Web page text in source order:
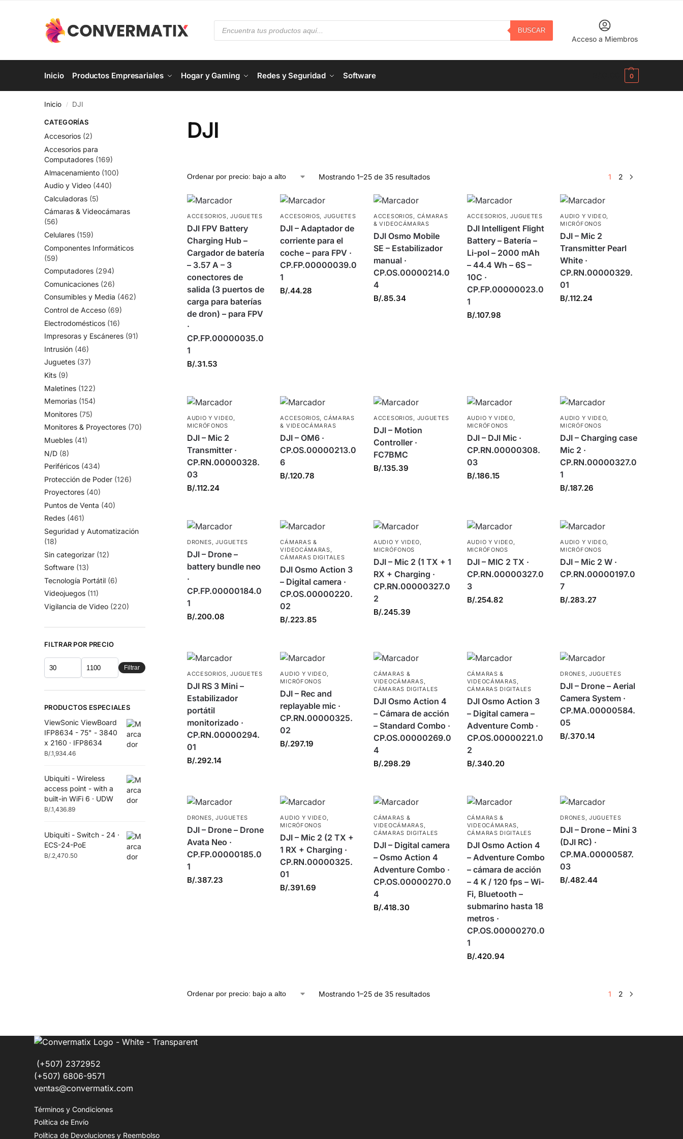
BUSCAR
Acceso a Miembros
Inicio Productos Empresariales Hogar y Gaming Redes y Seguridad Software 0
Inicio / DJI
DJI
Mostrando 1–25 de 35 resultados 1 2
ACCESORIOS,JUGUETES
DJI FPV Battery
Charging Hub –
Cargador de batería
– 3.57 A – 3
conectores de
salida (3 puertos de
carga para baterías
de dron) – para FPV
·
CP.FP.00000035.0
1
B/.31.53
ACCESORIOS, JUGUETES
DJI – Adaptador de
corriente para el
coche – para FPV ·
CP.FP.00000039.0
1
B/.44.28
ACCESORIOS, CÁMARAS
& VIDEOCÁMARAS
DJI Osmo Mobile
SE – Estabilizador
manual ·
CP.OS.00000214.0
4
B/.85.34
ACCESORIOS,JUGUETES
DJI Intelligent Flight
Battery – Batería –
Li-pol – 2000 mAh
– 44.4 Wh – 6S –
10C ·
CP.FP.00000023.0
1
B/.107.98
AUDIO Y VIDEO,
MICRÓFONOS
DJI – Mic 2
Transmitter Pearl
White ·
CP.RN.00000329.
01
B/.112.24
AUDIO Y VIDEO,
MICRÓFONOS
DJI – Mic 2
Transmitter ·
CP.RN.00000328.
03
B/.112.24
ACCESORIOS, CÁMARAS
& VIDEOCÁMARAS
DJI – OM6 ·
CP.OS.00000213.0
6
B/.120.78
ACCESORIOS, JUGUETES
DJI – Motion
Controller ·
FC7BMC
B/.135.39
AUDIO Y VIDEO,
MICRÓFONOS
DJI – DJI Mic ·
CP.RN.00000308.
03
B/.186.15
AUDIO Y VIDEO,
MICRÓFONOS
DJI – Charging case
Mic 2 ·
CP.RN.00000327.0
1
B/.187.26
DRONES,JUGUETES
DJI – Drone –
battery bundle neo
·
CP.FP.00000184.0
1
B/.200.08
CÁMARAS &
VIDEOCÁMARAS,
CÁMARAS DIGITALES
DJI Osmo Action 3
– Digital camera ·
CP.OS.00000220.
02
B/.223.85
AUDIO Y VIDEO,
MICRÓFONOS
DJI – Mic 2 (1 TX + 1
RX + Charging ·
CP.RN.00000327.0
2
B/.245.39
AUDIO Y VIDEO,
MICRÓFONOS
DJI – MIC 2 TX ·
CP.RN.00000327.0
3
B/.254.82
AUDIO Y VIDEO,
MICRÓFONOS
DJI – Mic 2 W ·
CP.RN.00000197.0
7
B/.283.27
ACCESORIOS,JUGUETES
DJI RS 3 Mini –
Estabilizador
portátil
monitorizado ·
CP.RN.00000294.
01
B/.292.14
AUDIO Y VIDEO,
MICRÓFONOS
DJI – Rec and
replayable mic ·
CP.RN.00000325.
02
B/.297.19
CÁMARAS &
VIDEOCÁMARAS,
CÁMARAS DIGITALES
DJI Osmo Action 4
– Cámara de acción
– Standard Combo ·
CP.OS.00000269.0
4
B/.298.29
CÁMARAS &
VIDEOCÁMARAS,
CÁMARAS DIGITALES
DJI Osmo Action 3
– Digital camera –
Adventure Comb ·
CP.OS.00000221.0
2
B/.340.20
DRONES, JUGUETES
DJI – Drone – Aerial
Camera System ·
CP.MA.00000584.
05
B/.370.14
DRONES,JUGUETES
DJI – Drone – Drone
Avata Neo ·
CP.FP.00000185.0
1
B/.387.23
AUDIO Y VIDEO,
MICRÓFONOS
DJI – Mic 2 (2 TX +
1 RX + Charging ·
CP.RN.00000325.
01
B/.391.69
CÁMARAS &
VIDEOCÁMARAS,
CÁMARAS DIGITALES
DJI – Digital camera
– Osmo Action 4
Adventure Combo ·
CP.OS.00000270.0
4
B/.418.30
CÁMARAS &
VIDEOCÁMARAS,
CÁMARAS DIGITALES
DJI Osmo Action 4
– Adventure Combo
– cámara de acción
– 4 K / 120 fps – Wi-
Fi, Bluetooth –
submarino hasta 18
metros ·
CP.OS.00000270.0
1
B/.420.94
DRONES, JUGUETES
DJI – Drone – Mini 3
(DJI RC) ·
CP.MA.00000587.
03
B/.482.44
Mostrando 1–25 de 35 resultados 1 2
CATEGORÍAS
Accesorios (2)
Accesorios para
Computadores (169)
Almacenamiento (100)
Audio y Video (440)
Calculadoras (5)
Cámaras & Videocámaras
(56)
Celulares (159)
Componentes Informáticos
(59)
Computadores (294)
Comunicaciones (26)
Consumibles y Media (462)
Control de Acceso (69)
Electrodomésticos (16)
Impresoras y Escáneres (91)
Intrusión (46)
Juguetes (37)
Kits (9)
Maletines (122)
Memorias (154)
Monitores (75)
Monitores & Proyectores (70)
Muebles (41)
N/D (8)
Periféricos (434)
Protección de Poder (126)
Proyectores (40)
Puntos de Venta (40)
Redes (461)
Seguridad y Automatización
(18)
Sin categorizar (12)
Software (13)
Tecnología Portátil (6)
Videojuegos (11)
Vigilancia de Video (220)
FILTRAR POR PRECIO
Filtrar
PRODUCTOS ESPECIALES
ViewSonic ViewBoard
IFP8634 - 75" - 3840
x 2160 · IFP8634
B/.1,934.46
Ubiquiti - Wireless
access point - with a
built-in WiFi 6 · UDW
B/.1,436.89
Ubiquiti - Switch - 24 ·
ECS-24-PoE
B/.2,470.50
(+507) 2372952
(+507) 6806-9571
ventas@convermatix.com
Términos y Condiciones
Política de Envío
Política de Devoluciones y Reembolso